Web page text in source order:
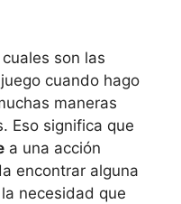
son las
cuando hago
maneras
Eso significa que
a una acción
encontrar alguna
necesidad que